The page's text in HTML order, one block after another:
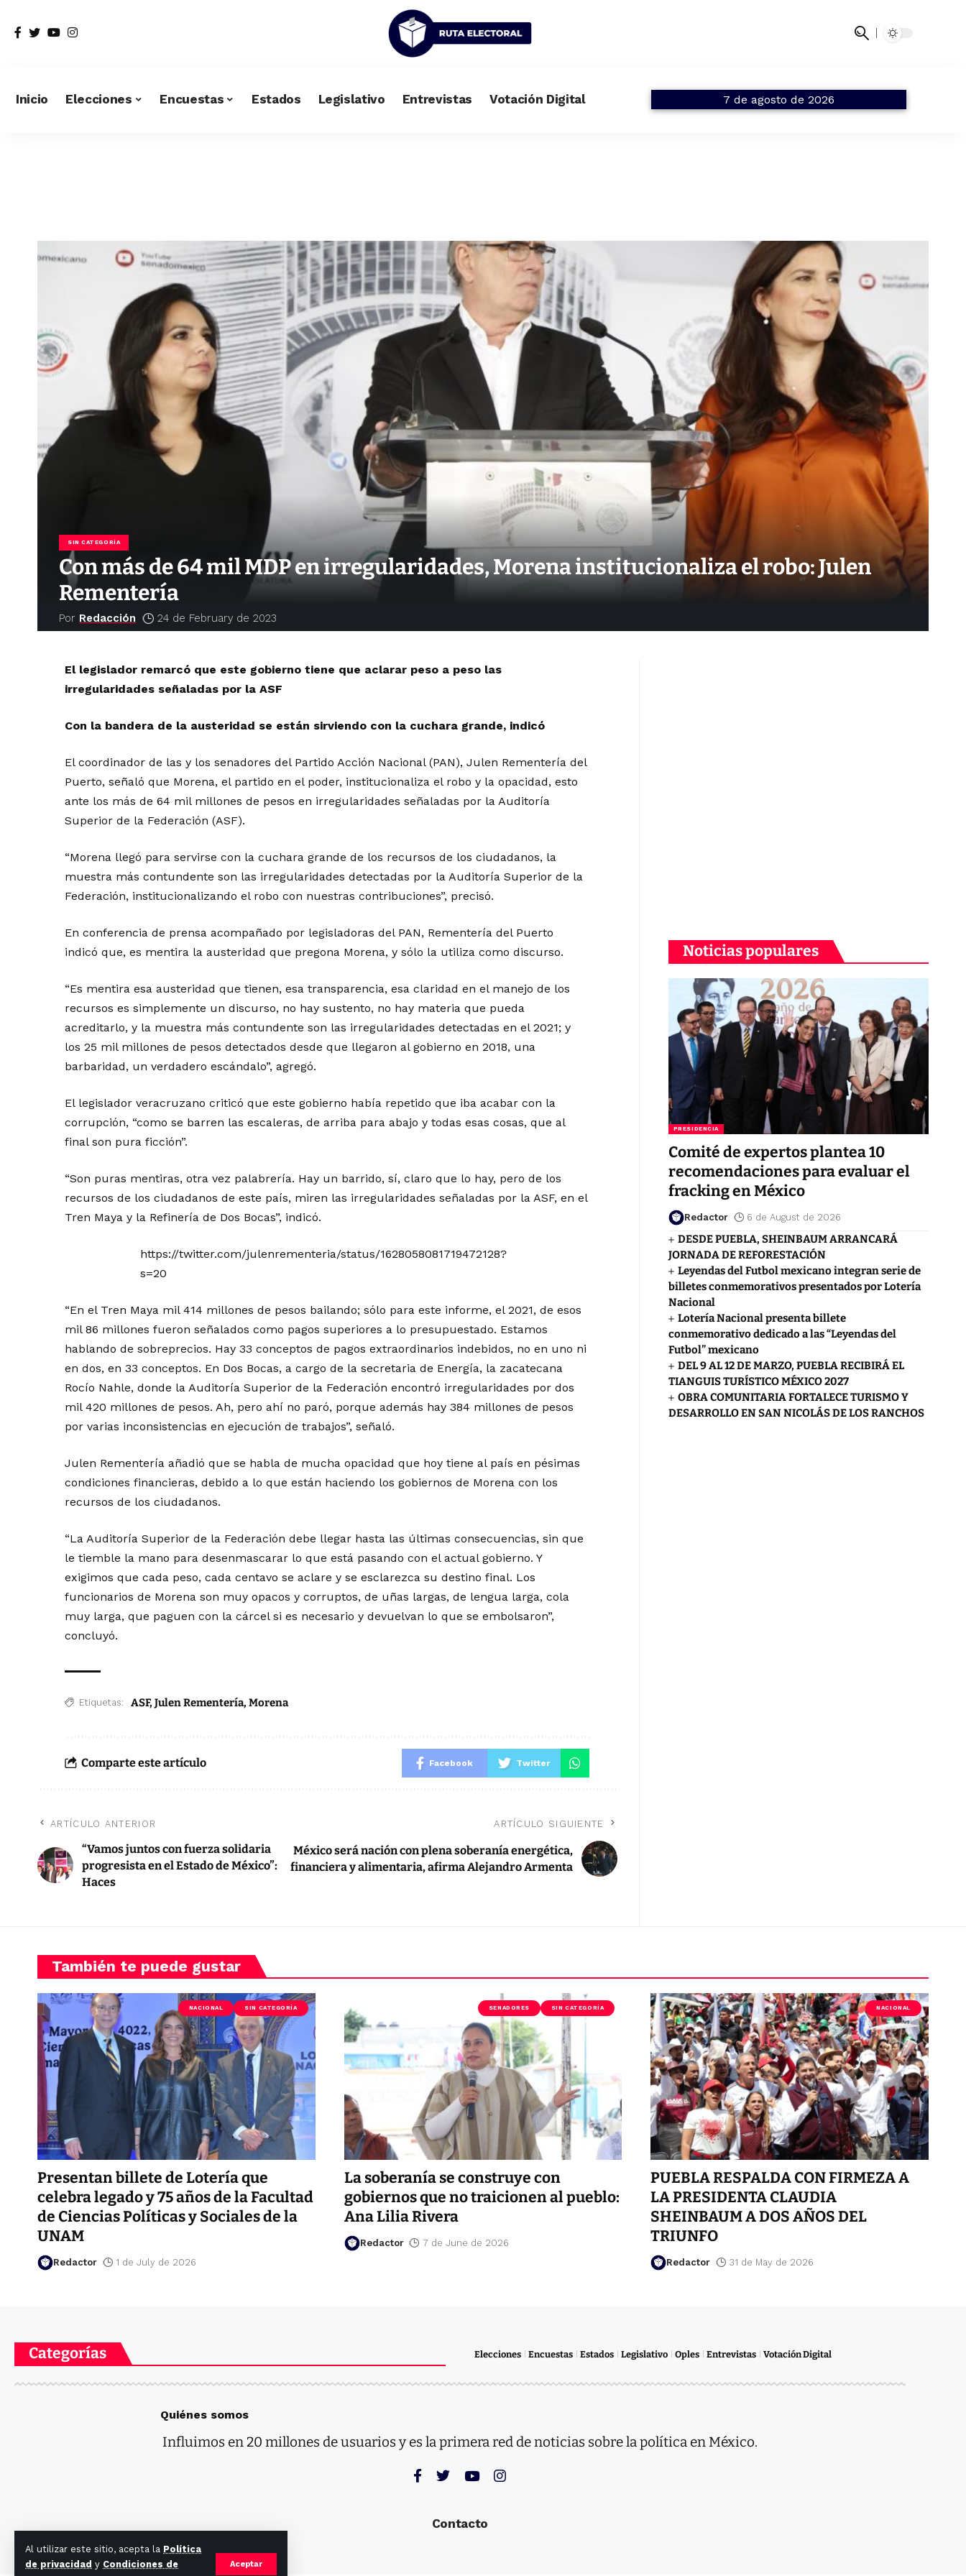
Al utilizar este sitio, acepta la Política
de privacidad y Condiciones de
Aceptar
Inicio Elecciones Encuestas Estados Legislativo Entrevistas Votación Digital 7 de agosto de 2026
SIN CATEGORÍA
Con más de 64 mil MDP en irregularidades, Morena institucionaliza el robo: Julen
Rementería
Por Redacción 24 de February de 2023
El legislador remarcó que este gobierno tiene que aclarar peso a peso las
irregularidades señaladas por la ASF
Con la bandera de la austeridad se están sirviendo con la cuchara grande, indicó
El coordinador de las y los senadores del Partido Acción Nacional (PAN), Julen Rementería del
Puerto, señaló que Morena, el partido en el poder, institucionaliza el robo y la opacidad, esto
ante los más de 64 mil millones de pesos en irregularidades señaladas por la Auditoría
Superior de la Federación (ASF).
“Morena llegó para servirse con la cuchara grande de los recursos de los ciudadanos, la
muestra más contundente son las irregularidades detectadas por la Auditoría Superior de la
Federación, institucionalizando el robo con nuestras contribuciones”, precisó.
En conferencia de prensa acompañado por legisladoras del PAN, Rementería del Puerto
indicó que, es mentira la austeridad que pregona Morena, y sólo la utiliza como discurso.
“Es mentira esa austeridad que tienen, esa transparencia, esa claridad en el manejo de los
recursos es simplemente un discurso, no hay sustento, no hay materia que pueda
acreditarlo, y la muestra más contundente son las irregularidades detectadas en el 2021; y
los 25 mil millones de pesos detectados desde que llegaron al gobierno en 2018, una
barbaridad, un verdadero escándalo”, agregó.
El legislador veracruzano criticó que este gobierno había repetido que iba acabar con la
corrupción, “como se barren las escaleras, de arriba para abajo y todas esas cosas, que al
final son pura ficción”.
“Son puras mentiras, otra vez palabrería. Hay un barrido, sí, claro que lo hay, pero de los
recursos de los ciudadanos de este país, miren las irregularidades señaladas por la ASF, en el
Tren Maya y la Refinería de Dos Bocas”, indicó.
https://twitter.com/julenrementeria/status/1628058081719472128?
s=20
“En el Tren Maya mil 414 millones de pesos bailando; sólo para este informe, el 2021, de esos
mil 86 millones fueron señalados como pagos superiores a lo presupuestado. Estamos
hablando de sobreprecios. Hay 33 conceptos de pagos extraordinarios indebidos, no en uno ni
en dos, en 33 conceptos. En Dos Bocas, a cargo de la secretaria de Energía, la zacatecana
Rocío Nahle, donde la Auditoría Superior de la Federación encontró irregularidades por dos
mil 420 millones de pesos. Ah, pero ahí no paró, porque además hay 384 millones de pesos
por varias inconsistencias en ejecución de trabajos”, señaló.
Julen Rementería añadió que se habla de mucha opacidad que hoy tiene al país en pésimas
condiciones financieras, debido a lo que están haciendo los gobiernos de Morena con los
recursos de los ciudadanos.
“La Auditoría Superior de la Federación debe llegar hasta las últimas consecuencias, sin que
le tiemble la mano para desenmascarar lo que está pasando con el actual gobierno. Y
exigimos que cada peso, cada centavo se aclare y se esclarezca su destino final. Los
funcionarios de Morena son muy opacos y corruptos, de uñas largas, de lengua larga, cola
muy larga, que paguen con la cárcel si es necesario y devuelvan lo que se embolsaron”,
concluyó.
Etiquetas: ASF,Julen Rementería,Morena
Comparte este artículo Facebook Twitter
ARTÍCULO ANTERIOR
“Vamos juntos con fuerza solidaria
progresista en el Estado de México”:
Haces
ARTÍCULO SIGUIENTE
México será nación con plena soberanía energética,
financiera y alimentaria, afirma Alejandro Armenta
Noticias populares
PRESIDENCIA
Comité de expertos plantea 10
recomendaciones para evaluar el
fracking en México
Redactor 6 de August de 2026
DESDE PUEBLA, SHEINBAUM ARRANCARÁ
JORNADA DE REFORESTACIÓN
Leyendas del Futbol mexicano integran serie de
billetes conmemorativos presentados por Lotería
Nacional
Lotería Nacional presenta billete
conmemorativo dedicado a las “Leyendas del
Futbol” mexicano
DEL 9 AL 12 DE MARZO, PUEBLA RECIBIRÁ EL
TIANGUIS TURÍSTICO MÉXICO 2027
OBRA COMUNITARIA FORTALECE TURISMO Y
DESARROLLO EN SAN NICOLÁS DE LOS RANCHOS
También te puede gustar
NACIONAL SIN CATEGORÍA
Presentan billete de Lotería que
celebra legado y 75 años de la Facultad
de Ciencias Políticas y Sociales de la
UNAM
Redactor 1 de July de 2026
SENADORES SIN CATEGORÍA
La soberanía se construye con
gobiernos que no traicionen al pueblo:
Ana Lilia Rivera
Redactor 7 de June de 2026
NACIONAL
PUEBLA RESPALDA CON FIRMEZA A
LA PRESIDENTA CLAUDIA
SHEINBAUM A DOS AÑOS DEL
TRIUNFO
Redactor 31 de May de 2026
Categorías Elecciones Encuestas Estados Legislativo Oples Entrevistas Votación Digital
Quiénes somos
Influimos en 20 millones de usuarios y es la primera red de noticias sobre la política en México.
Contacto